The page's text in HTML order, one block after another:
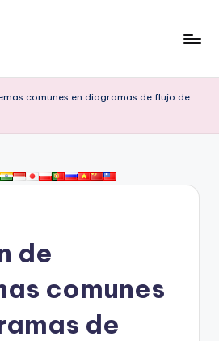
comunes en diagramas de flujo de
de
comunes
de